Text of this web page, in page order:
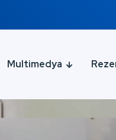
Multimedya